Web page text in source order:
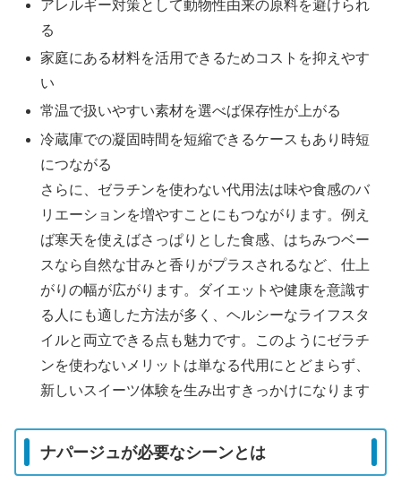
アレルギー対策として動物性由来の原料を避けられ
る
家庭にある材料を活用できるためコストを抑えやす
い
常温で扱いやすい素材を選べば保存性が上がる
冷蔵庫での凝固時間を短縮できるケースもあり時短
につながる
さらに、ゼラチンを使わない代用法は味や食感のバ
リエーションを増やすことにもつながります。例え
ば寒天を使えばさっぱりとした食感、はちみつベー
スなら自然な甘みと香りがプラスされるなど、仕上
がりの幅が広がります。ダイエットや健康を意識す
る人にも適した方法が多く、ヘルシーなライフスタ
イルと両立できる点も魅力です。このようにゼラチ
ンを使わないメリットは単なる代用にとどまらず、
新しいスイーツ体験を生み出すきっかけになります
ナパージュが必要なシーンとは